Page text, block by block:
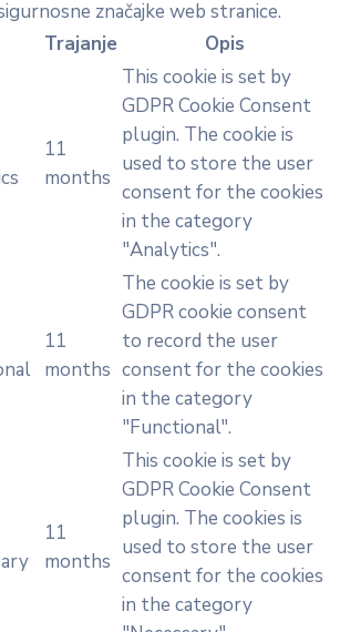
značajke web stranice.
Trajanje Opis
11
months
This cookie is set by
GDPR Cookie Consent
plugin. The cookie is
used to store the user
consent for the cookies
in the category
"Analytics".
11
months
The cookie is set by
GDPR cookie consent
to record the user
consent for the cookies
in the category
"Functional".
11
months
This cookie is set by
GDPR Cookie Consent
plugin. The cookies is
used to store the user
consent for the cookies
in the category